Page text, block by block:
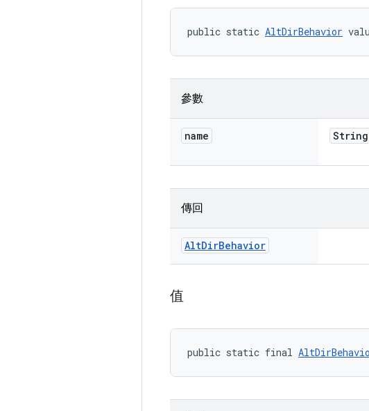
public static AltDirBehavior
參數
name String
傳回
AltDirBehavior
值
public static final